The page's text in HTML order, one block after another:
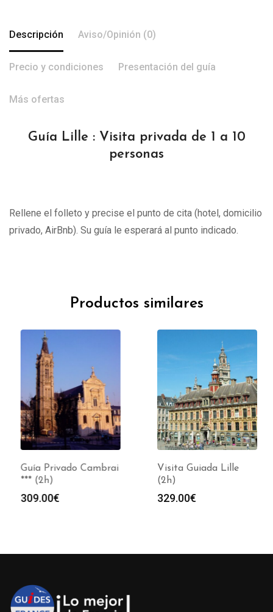
Descripción Aviso/Opinión (0)
Precio y condiciones Presentación del guía
Más ofertas
Guía Lille : Visita privada de 1 a 10
personas
Rellene el folleto y precise el punto de cita (hotel, domicilio
privado, AirBnb). Su guía le esperará al punto indicado.
Productos similares
Guía Privado Cambrai
*** (2h)
309.00€
Visita Guiada Lille
(2h)
329.00€